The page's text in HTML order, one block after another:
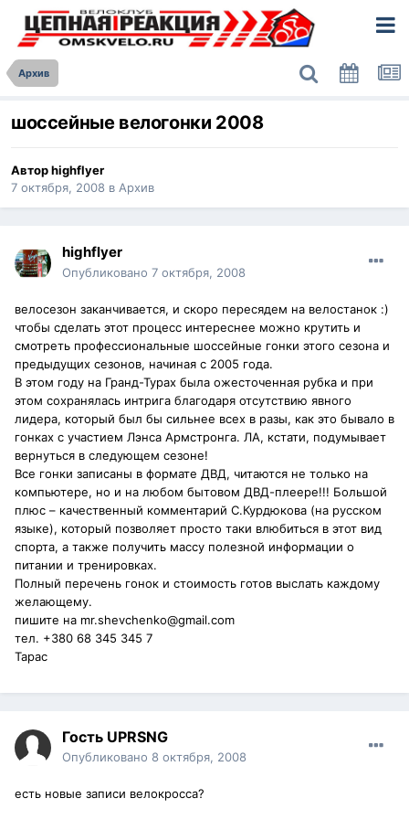
Архив
шоссейные велогонки 2008
Авторhighflyer
7 октября, 2008 в Архив
highflyer
Опубликовано 7 октября, 2008
велосезон заканчивается, и скоро пересядем на велостанок :)
чтобы сделать этот процесс интереснее можно крутить и
смотреть профессиональные шоссейные гонки этого сезона и
предыдущих сезонов, начиная с 2005 года.
В этом году на Гранд-Турах была ожесточенная рубка и при
этом сохранялась интрига благодаря отсутствию явного
лидера, который был бы сильнее всех в разы, как это бывало в
гонках с участием Лэнса Армстронга. ЛА, кстати, подумывает
вернуться в следующем сезоне!
Все гонки записаны в формате ДВД, читаются не только на
компьютере, но и на любом бытовом ДВД-плеере!!! Большой
плюс – качественный комментарий С.Курдюкова (на русском
языке), который позволяет просто таки влюбиться в этот вид
спорта, а также получить массу полезной информации о
питании и тренировках.
Полный перечень гонок и стоимость готов выслать каждому
желающему.
пишите на mr.shevchenko@gmail.com
тел. +380 68 345 345 7
Тарас
Гость UPRSNG
Опубликовано 8 октября, 2008
есть новые записи велокросса?